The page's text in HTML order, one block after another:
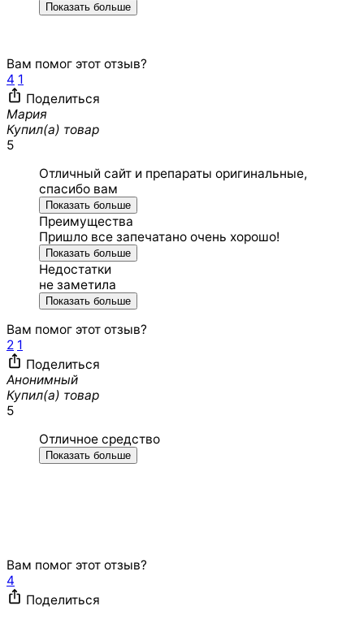
Показать больше
Вам помог этот отзыв?
4 1
Поделиться
Мария
Купил(а) товар
5
Отличный сайт и препараты оригинальные,
спасибо вам
Показать больше
Преимущества
Пришло все запечатано очень хорошо!
Показать больше
Недостатки
не заметила
Показать больше
Вам помог этот отзыв?
2 1
Поделиться
Анонимный
Купил(а) товар
5
Отличное средство
Показать больше
Вам помог этот отзыв?
4
Поделиться